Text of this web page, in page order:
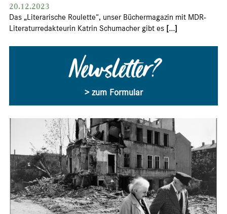
20.12.2023
Das „Literarische Roulette“, unser Büchermagazin mit MDR-
Literaturredakteurin Katrin Schumacher gibt es [...]
Newsletter?
> zum Formular